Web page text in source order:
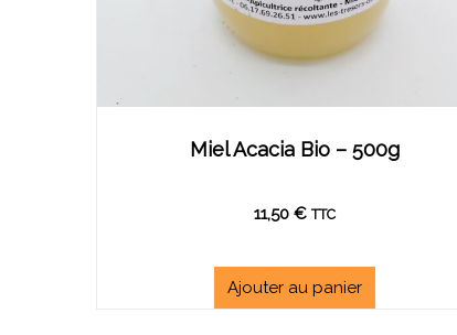
Miel Acacia Bio – 500g
11,50 € TTC
Ajouter au panier